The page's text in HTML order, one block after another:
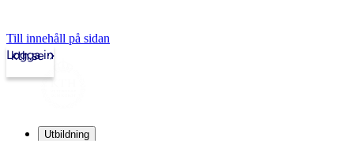
Till innehåll på sidan
kth.se
Logga in
Utbildning